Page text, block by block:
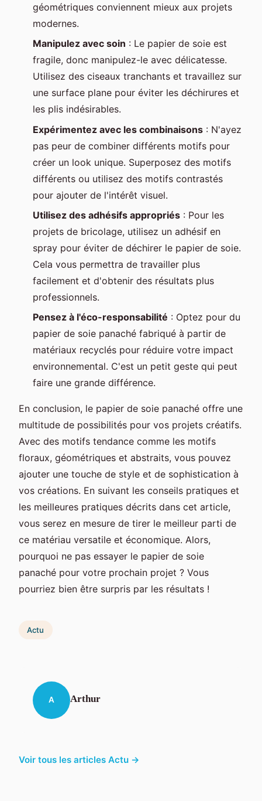
géométriques conviennent mieux aux projets
modernes.
Manipulez avec soin : Le papier de soie est
fragile, donc manipulez-le avec délicatesse.
Utilisez des ciseaux tranchants et travaillez sur
une surface plane pour éviter les déchirures et
les plis indésirables.
Expérimentez avec les combinaisons : N'ayez
pas peur de combiner différents motifs pour
créer un look unique. Superposez des motifs
différents ou utilisez des motifs contrastés
pour ajouter de l'intérêt visuel.
Utilisez des adhésifs appropriés : Pour les
projets de bricolage, utilisez un adhésif en
spray pour éviter de déchirer le papier de soie.
Cela vous permettra de travailler plus
facilement et d'obtenir des résultats plus
professionnels.
Pensez à l'éco-responsabilité : Optez pour du
papier de soie panaché fabriqué à partir de
matériaux recyclés pour réduire votre impact
environnemental. C'est un petit geste qui peut
faire une grande différence.
En conclusion, le papier de soie panaché offre une
multitude de possibilités pour vos projets créatifs.
Avec des motifs tendance comme les motifs
floraux, géométriques et abstraits, vous pouvez
ajouter une touche de style et de sophistication à
vos créations. En suivant les conseils pratiques et
les meilleures pratiques décrits dans cet article,
vous serez en mesure de tirer le meilleur parti de
ce matériau versatile et économique. Alors,
pourquoi ne pas essayer le papier de soie
panaché pour votre prochain projet ? Vous
pourriez bien être surpris par les résultats !
Actu
A Arthur
Voir tous les articles Actu →